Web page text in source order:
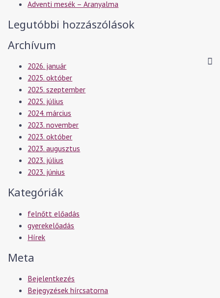
Adventi mesék – Aranyalma
Legutóbbi hozzászólások
Archívum
2026. január
2025. október
2025. szeptember
2025. július
2024. március
2023. november
2023. október
2023. augusztus
2023. július
2023. június
Kategóriák
felnőtt előadás
gyerekelőadás
Hírek
Meta
Bejelentkezés
Bejegyzések hírcsatorna